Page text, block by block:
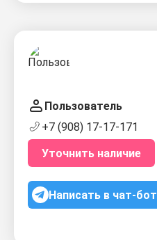
Пользователь
+7 (908) 17-17-171
Уточнить наличие
Написать в чат-бот